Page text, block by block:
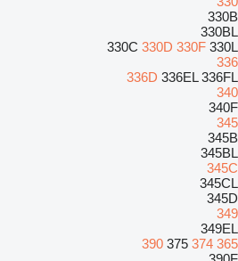
330B
330BL
330C 330D 330F 330L
336
336D 336EL 336FL
340
340F
345
345B
345BL
345C
345CL
345D
349
349EL
365
374
375
390